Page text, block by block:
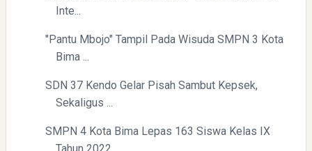
Inte...
"Pantu Mbojo" Tampil Pada Wisuda SMPN 3 Kota
Bima ...
SDN 37 Kendo Gelar Pisah Sambut Kepsek,
Sekaligus ...
SMPN 4 Kota Bima Lepas 163 Siswa Kelas IX